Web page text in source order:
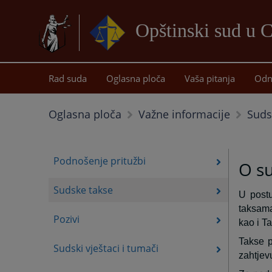
Opštinski sud u
Rad suda Oglasna ploča Vaša pitanja
Oglasna ploča Važne informacije
Podnošenje pritužbi
Sudske takse
Pozivi
Sudski vještaci i tumači
O
U
kao i
Takse